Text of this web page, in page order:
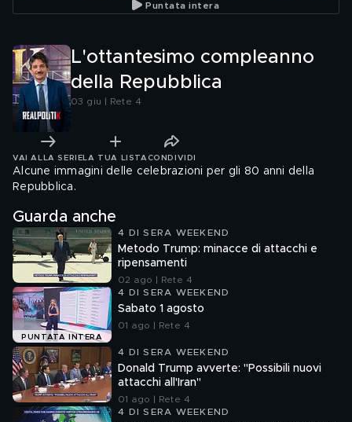
Puntata intera
L'ottantesimo compleanno
della Repubblica
03 giu | Rete 4
VAI ALLA SERIE LA TUA LISTA CONDIVIDI
Alcune immagini delle celebrazioni per gli 80 anni della
Repubblica.
Guarda anche
4 DI SERA WEEKEND
Metodo Trump: minacce di attacchi e
ripensamenti
02 ago | Rete 4
PUNTATA INTERA
4 DI SERA WEEKEND
Sabato 1 agosto
01 ago | Rete 4
4 DI SERA WEEKEND
Donald Trump avverte: "Possibili nuovi
attacchi all'Iran"
01 ago | Rete 4
4 DI SERA WEEKEND